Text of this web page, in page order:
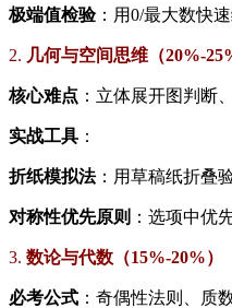
​极端值检验​：用0/最大数快
2. ​ 几何与空间思维（20%-
​核心难点​ ：立体展开图判断
​实战工具​ ​：
​折纸模拟法​：用草稿纸折叠
​对称性优先原则​ ：选项中优
3. ​ ​数论与代数（15%-20%）​
​必考公式​ ：奇偶性法则、质